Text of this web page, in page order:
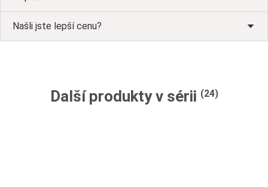
Našli jste lepší cenu?
Další produkty v sérii (24)